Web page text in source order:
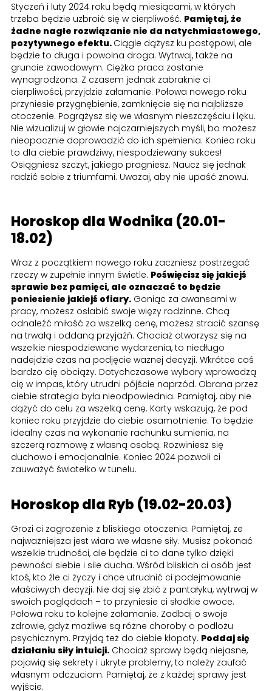
Styczeń i luty 2024 roku będą miesiącami, w których
trzeba będzie uzbroić się w cierpliwość. Pamiętaj, że
żadne nagłe rozwiązanie nie da natychmiastowego,
pozytywnego efektu. Ciągle dążysz ku postępowi, ale
będzie to długa i powolna droga. Wytrwaj, także na
gruncie zawodowym. Ciężka praca zostanie
wynagrodzona. Z czasem jednak zabraknie ci
cierpliwości, przyjdzie załamanie. Połowa nowego roku
przyniesie przygnębienie, zamknięcie się na najbliższe
otoczenie. Pogrążysz się we własnym nieszczęściu i lęku.
Nie wizualizuj w głowie najczarniejszych myśli, bo możesz
nieopacznie doprowadzić do ich spełnienia. Koniec roku
to dla ciebie prawdziwy, niespodziewany sukces!
Osiągniesz szczyt, jakiego pragniesz. Naucz się jednak
radzić sobie z triumfami. Uważaj, aby nie upaść znowu.
Horoskop dla Wodnika (20.01-
18.02)
Wraz z początkiem nowego roku zaczniesz postrzegać
rzeczy w zupełnie innym świetle. Poświęcisz się jakiejś
sprawie bez pamięci, ale oznaczać to będzie
poniesienie jakiejś ofiary. Goniąc za awansami w
pracy, możesz osłabić swoje więzy rodzinne. Chcą
odnaleźć miłość za wszelką cenę, możesz stracić szansę
na trwałą i oddaną przyjaźń. Chociaż otworzysz się na
wszelkie niespodziewane wydarzenia, to niedługo
nadejdzie czas na podjęcie ważnej decyzji. Wkrótce coś
bardzo cię obciąży. Dotychczasowe wybory wprowadzą
cię w impas, który utrudni pójście naprzód. Obrana przez
ciebie strategia była nieodpowiednia. Pamiętaj, aby nie
dążyć do celu za wszelką cenę. Karty wskazują, że pod
koniec roku przyjdzie do ciebie osamotnienie. To będzie
idealny czas na wykonanie rachunku sumienia, na
szczerą rozmowę z własną osobą. Rozwiniesz się
duchowo i emocjonalnie. Koniec 2024 pozwoli ci
zauważyć światełko w tunelu.
Horoskop dla Ryb (19.02-20.03)
Grozi ci zagrożenie z bliskiego otoczenia. Pamiętaj, że
najważniejsza jest wiara we własne siły. Musisz pokonać
wszelkie trudności, ale będzie ci to dane tylko dzięki
pewności siebie i sile ducha. Wśród bliskich ci osób jest
ktoś, kto źle ci życzy i chce utrudnić ci podejmowanie
właściwych decyzji. Nie daj się zbić z pantałyku, wytrwaj w
swoich poglądach – to przyniesie ci słodkie owoce.
Połowa roku to kolejne załamanie. Zadbaj o swoje
zdrowie, gdyż możliwe są różne choroby o podłożu
psychicznym. Przyjdą też do ciebie kłopoty. Poddaj się
działaniu siły intuicji. Chociaż sprawy będą niejasne,
pojawią się sekrety i ukryte problemy, to należy zaufać
własnym odczuciom. Pamiętaj, że z każdej sprawy jest
wyjście.